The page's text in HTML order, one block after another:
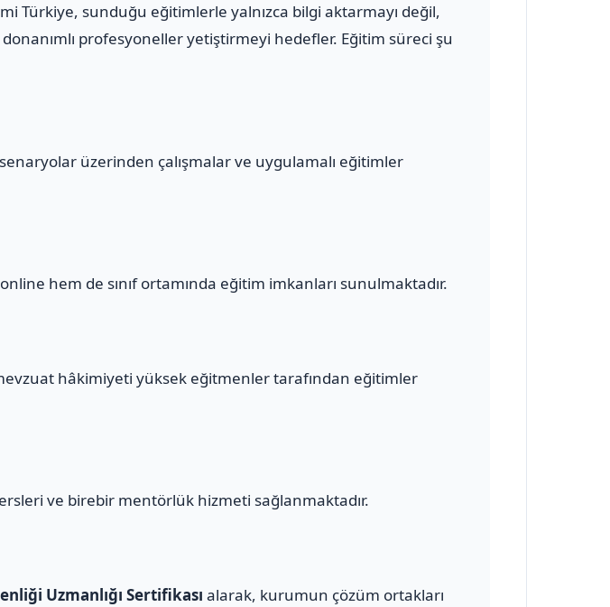
Türkiye, sunduğu eğitimlerle yalnızca bilgi aktarmayı değil,
profesyoneller yetiştirmeyi hedefler. Eğitim süreci şu
üzerinden çalışmalar ve uygulamalı eğitimler
hem de sınıf ortamında eğitim imkanları sunulmaktadır.
hâkimiyeti yüksek eğitmenler tarafından eğitimler
ve birebir mentörlük hizmeti sağlanmaktadır.
Uzmanlığı Sertifikası alarak, kurumun çözüm ortakları